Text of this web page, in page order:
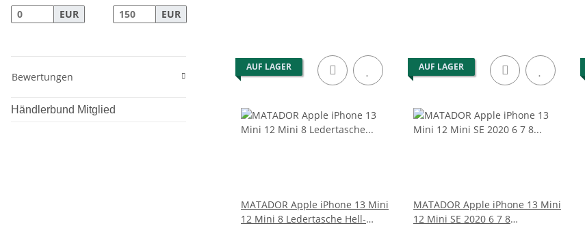
AUF LAGER
MATADOR Apple iPhone 13 Mini
12 Mini 8 Ledertasche Hell-
AUF LAGER
MATADOR Apple iPhone 13 Mini
12 Mini SE 2020 6 7 8
EUR
EUR
Bewertungen
Händlerbund Mitglied